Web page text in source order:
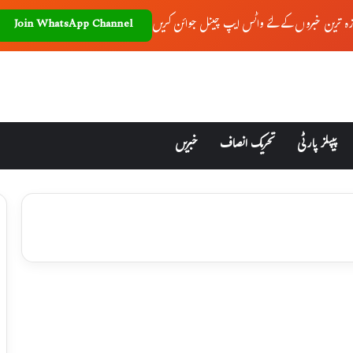
ترین خبروں کے لئے واٹس ایپ چینل جوائن کریں Join WhatsApp Channel
پیپلز پارٹی تحریک انصاف خبریں